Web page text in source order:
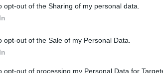
opt-out of the Sharing of my personal data.
opt-out of the Sale of my Personal Data.
opt-out of processing my Personal Data for
buvo Lietuvos muzikinę
žemėlapį, nes dėl įvairių
ilgai buvome nuo jo atskirti.